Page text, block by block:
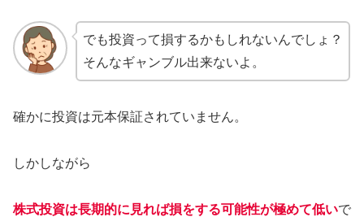
でも投資って損するかもしれないんでしょ？
そんなギャンブル出来ないよ。
確かに投資は元本保証されていません。
しかしながら
株式投資は長期的に見れば損をする可能性が極めて低いで